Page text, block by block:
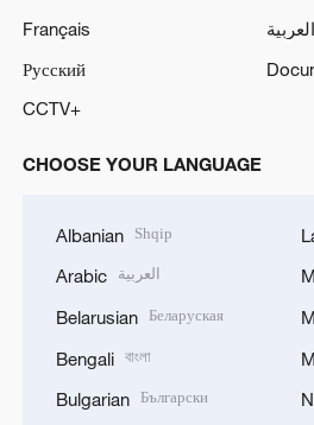
Français
العربية
Русский
CCTV+
CHOOSE YOUR LANGUAGE
Albanian Shqip
Arabic العربية
Belarusian Беларуская
Bengali বাংলা
Bulgarian Български